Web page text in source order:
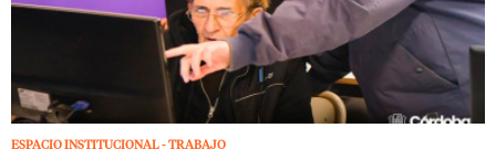
ESPACIO INSTITUCIONAL - TRABAJO